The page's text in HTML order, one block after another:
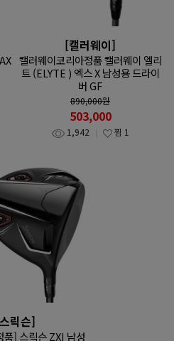
[캘러웨이]
캘러웨이코리아정품 캘러웨이 엘리
트 (ELYTE ) 엑스 X 남성용 드라이
버 GF
890,000원
503,000
1,942 찜 1
릭슨]
품] 스릭슨 ZXI 남성